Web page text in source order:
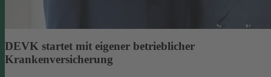
DEVK startet mit eigener betrieblicher
Krankenversicherung